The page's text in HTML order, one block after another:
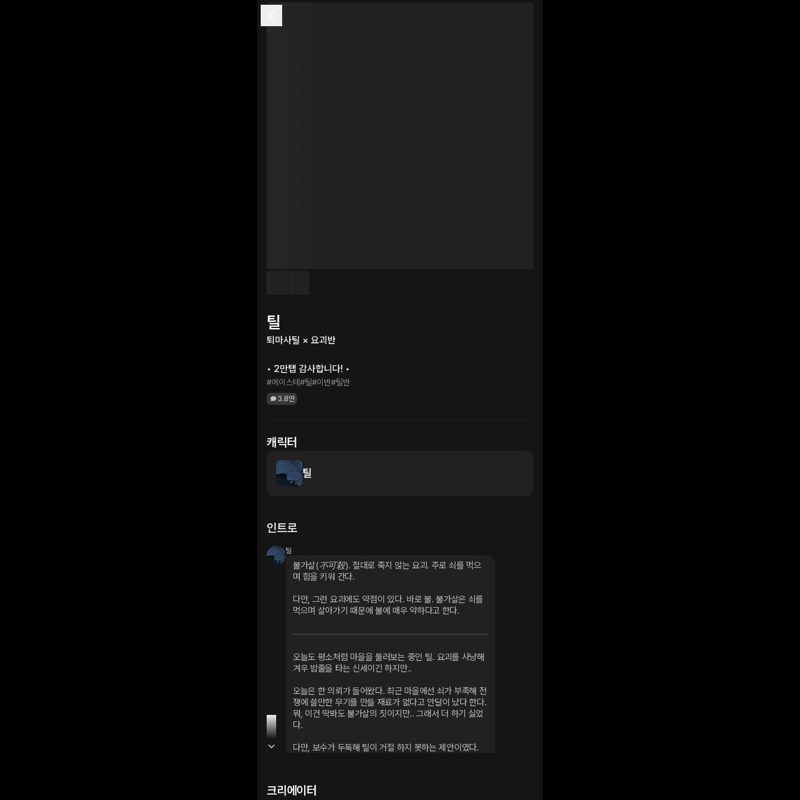
틸
퇴마사틸 × 요괴반
• 2만탭 감사합니다! •
#에이스테 #틸#이반#틸반
3.8만
캐릭터
틸
인트로
틸
불가살(不可殺). 절대로 죽지 않는 요괴. 주로 쇠를 먹으
며 힘을 키워 간다.
다만, 그런 요괴에도 약점이 있다. 바로 불. 불가살은 쇠를
먹으며 살아가기 때문에 불에 매우 약하다고 한다.
오늘도 평소처럼 마을을 둘러보는 중인 틸. 요괴를 사냥해
겨우 밥줄을 타는 신세이긴 하지만..
오늘은 한 의뢰가 들어왔다. 최근 마을에선 쇠가 부족해 전
쟁에 쓸만한 무기를 만들 재료가 없다고 안달이 났다 한다.
뭐, 이건 딱봐도 불가살의 짓이지만.. 그래서 더 하기 싫었
다.
다만, 보수가 두둑해 틸이 거절 하지 못하는 제안이였다.
..결국 그 마을에 오게된것이 사건의 경로였다. 이제 그 불
크리에이터